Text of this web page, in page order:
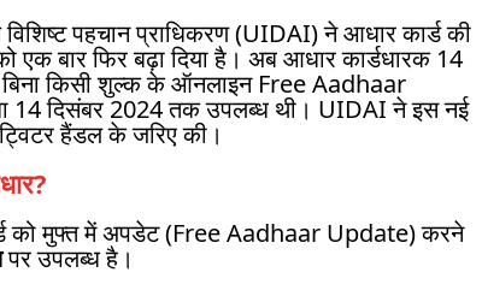
विशिष्ट पहचान प्राधिकरण (UIDAI) ने आधार कार्ड की
एक बार फिर बढ़ा दिया है। अब आधार कार्डधारक 14
किसी शुल्क के ऑनलाइन Free Aadhaar
दिसंबर 2024 तक उपलब्ध थी। UIDAI ने इस नई
हैंडल के जरिए की।
को मुफ्त में अपडेट (Free Aadhaar Update) करने
पर उपलब्ध है।